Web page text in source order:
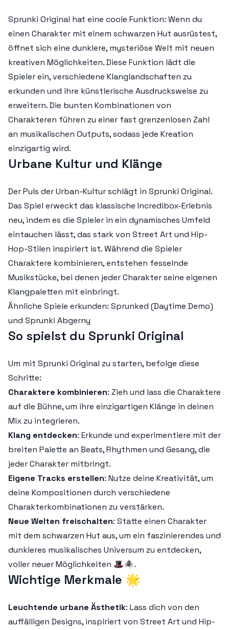
Sprunki Original hat eine coole Funktion: Wenn du
einen Charakter mit einem schwarzen Hut ausrüstest,
öffnet sich eine dunklere, mysteriöse Welt mit neuen
kreativen Möglichkeiten. Diese Funktion lädt die
Spieler ein, verschiedene Klanglandschaften zu
erkunden und ihre künstlerische Ausdrucksweise zu
erweitern. Die bunten Kombinationen von
Charakteren führen zu einer fast grenzenlosen Zahl
an musikalischen Outputs, sodass jede Kreation
einzigartig wird.
Urbane Kultur und Klänge
Der Puls der Urban-Kultur schlägt in Sprunki Original.
Das Spiel erweckt das klassische Incredibox-Erlebnis
neu, indem es die Spieler in ein dynamisches Umfeld
eintauchen lässt, das stark von Street Art und Hip-
Hop-Stilen inspiriert ist. Während die Spieler
Charaktere kombinieren, entstehen fesselnde
Musikstücke, bei denen jeder Charakter seine eigenen
Klangpaletten mit einbringt.
Ähnliche Spiele erkunden: Sprunked (Daytime Demo)
und Sprunki Abgerny
So spielst du Sprunki Original
Um mit Sprunki Original zu starten, befolge diese
Schritte:
Charaktere kombinieren: Zieh und lass die Charaktere
auf die Bühne, um ihre einzigartigen Klänge in deinen
Mix zu integrieren.
Klang entdecken: Erkunde und experimentiere mit der
breiten Palette an Beats, Rhythmen und Gesang, die
jeder Charakter mitbringt.
Eigene Tracks erstellen: Nutze deine Kreativität, um
deine Kompositionen durch verschiedene
Charakterkombinationen zu verstärken.
Neue Welten freischalten: Statte einen Charakter
mit dem schwarzen Hut aus, um ein faszinierendes und
dunkleres musikalisches Universum zu entdecken,
voller neuer Möglichkeiten 🎩🕷️.
Wichtige Merkmale 🌟
Leuchtende urbane Ästhetik: Lass dich von den
auffälligen Designs, inspiriert von Street Art und Hip-